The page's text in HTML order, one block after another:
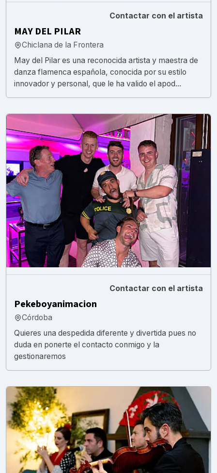
Contactar con el artista
MAY DEL PILAR
Chiclana de la Frontera
May del Pilar es una reconocida artista y maestra de
danza flamenca española, conocida por su estilo
innovador y personal, que le ha valido el apod...
Contactar con el artista
Pekeboyanimacion
Córdoba
Quieres una despedida diferente y divertida pues no
duda en ponerte el contacto conmigo y la
gestionaremos